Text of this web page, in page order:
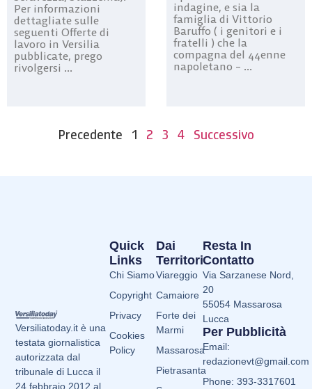
Per informazioni
dettagliate sulle
seguenti Offerte di
lavoro in Versilia
pubblicate, prego
rivolgersi ...
indagine, e sia la
famiglia di Vittorio
Baruffo ( i genitori e i
fratelli ) che la
compagna del 44enne
napoletano – ...
Precedente 1 2 3 4 Successivo
Versiliatoday.it è una
testata giornalistica
autorizzata dal
tribunale di Lucca il
24 febbraio 2012 al
Dai
Territori
Viareggio
Camaiore
Forte dei
Marmi
Massarosa
Pietrasanta
Quick
Links
Chi Siamo
Copyright
Privacy
Cookies
Policy
Resta In
Contatto
Via Sarzanese Nord,
20
55054 Massarosa
Lucca
Per Pubblicità
Email:
redazionevt@gmail.com
Phone: 393-3317601